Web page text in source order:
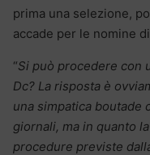
prima una selezione,
accade per le nomine di
“Si può procedere con
Dc? La risposta è
una simpatica boutade
giornali, ma in quanto
procedure previste